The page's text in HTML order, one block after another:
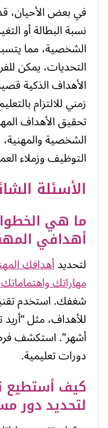
في بعض الأحيان،
نسبة البطالة أو
الشخصية، مما
التحديات، يمكن
الأهداف الذكية
زمني للالتزام
تحقيق الأهداف
الشخصية
التوظيف وزملاء
الأسئلة
ما هي
أهدافي
لتحديدأهدافك
مهاراتك
أشهر”. استكشف
دورات تعليمية.
كيف أستطيع
لتحديد دور